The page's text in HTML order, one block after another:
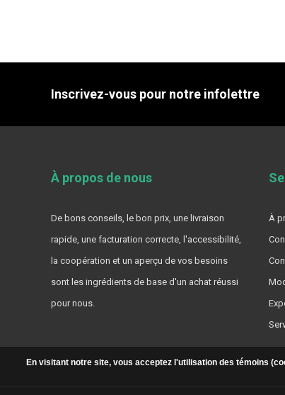
Inscrivez-vous pour notre infolettre
À propos de nous
De bons conseils, le bon prix, une livraison
rapide, une facturation correcte, l'accessibilité,
la coopération et un aperçu de vos besoins
sont les ingrédients de base d'un achat réussi
pour nous.
À
En visitant notre site, vous acceptez l'utilisation des témoins